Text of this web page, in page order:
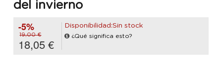
del invierno
-5%
19,00 €
18,05 €
Disponibilidad:Sin stock
¿Qué significa esto?